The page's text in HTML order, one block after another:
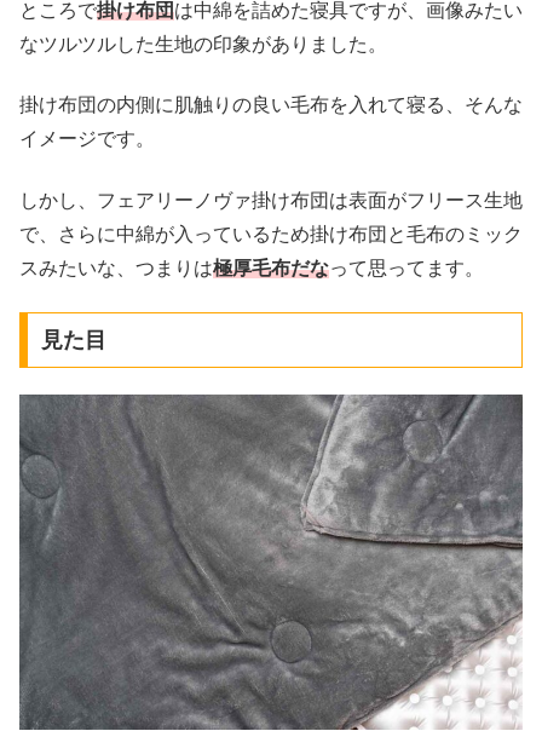
ところで掛け布団は中綿を詰めた寝具ですが、画像みたい
なツルツルした生地の印象がありました。
掛け布団の内側に肌触りの良い毛布を入れて寝る、そんな
イメージです。
しかし、フェアリーノヴァ掛け布団は表面がフリース生地
で、さらに中綿が入っているため掛け布団と毛布のミック
スみたいな、つまりは極厚毛布だなって思ってます。
見た目